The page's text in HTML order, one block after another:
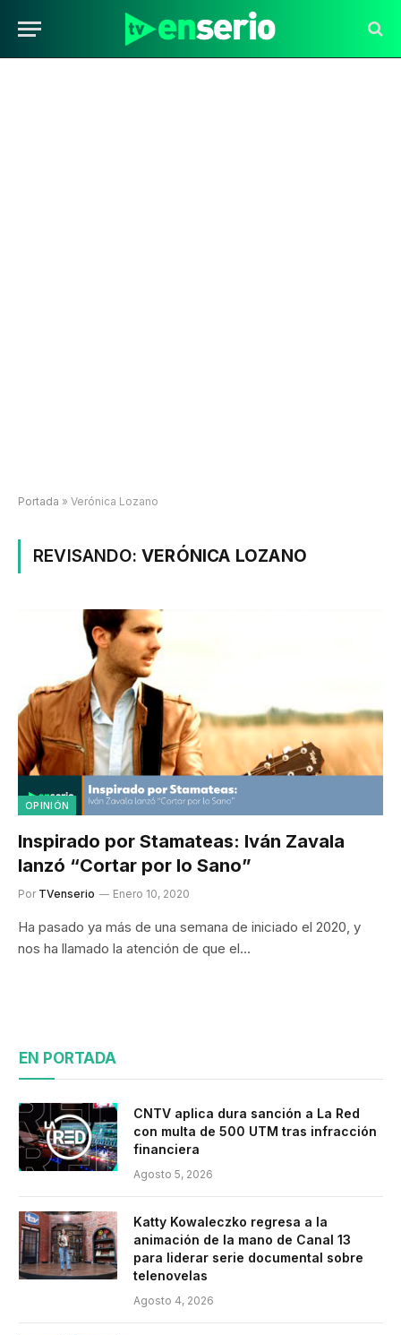
Portada » Verónica Lozano
REVISANDO:VERÓNICA LOZANO
OPINIÓN
Inspirado por Stamateas: Iván Zavala
lanzó “Cortar por lo Sano”
Por TVenserio Enero 10, 2020
Ha pasado ya más de una semana de iniciado el 2020, y
nos ha llamado la atención de que el…
EN PORTADA
CNTV aplica dura sanción a La Red
con multa de 500 UTM tras infracción
financiera
Agosto 5, 2026
Katty Kowaleczko regresa a la
animación de la mano de Canal 13
para liderar serie documental sobre
telenovelas
Agosto 4, 2026